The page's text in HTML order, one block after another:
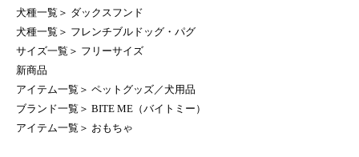
犬種一覧 ＞ ダックスフンド
犬種一覧 ＞ フレンチブルドッグ・パグ
サイズ一覧 ＞ フリーサイズ
新商品
アイテム一覧 ＞ ペットグッズ／犬用品
ブランド一覧 ＞ BITE ME（バイトミー）
アイテム一覧 ＞ おもちゃ